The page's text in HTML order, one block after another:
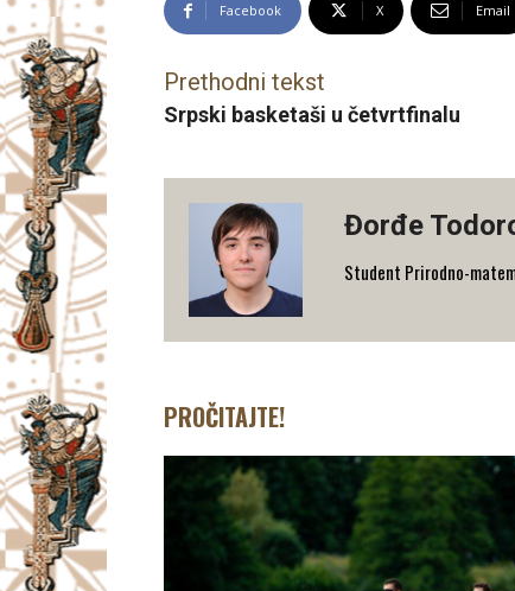
Facebook X Email
Prethodni tekst
Srpski basketaši u četvrtfinalu
Đorđe
Student Prirodno-
PROČITAJTE!